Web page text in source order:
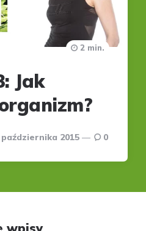
Jak
października 2015
2 min.
0